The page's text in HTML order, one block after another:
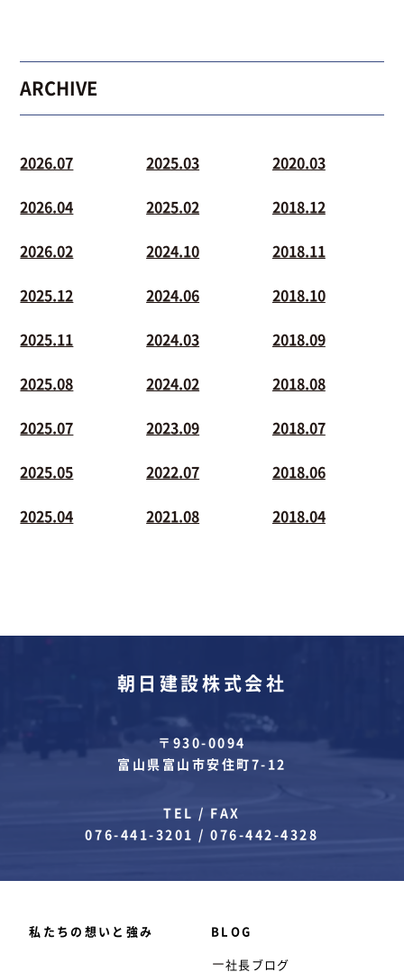
ARCHIVE
2026.07
2026.04
2026.02
2025.12
2025.11
2025.08
2025.07
2025.05
2025.04
2025.03
2025.02
2024.10
2024.06
2024.03
2024.02
2023.09
2022.07
2021.08
2020.03
2018.12
2018.11
2018.10
2018.09
2018.08
2018.07
2018.06
2018.04
朝日建設株式会社
〒930-0094
富山県富山市安住町7-12
TEL / FAX
076-441-3201 /076-442-4328
私たちの想いと強み
BLOG
社長ブログ